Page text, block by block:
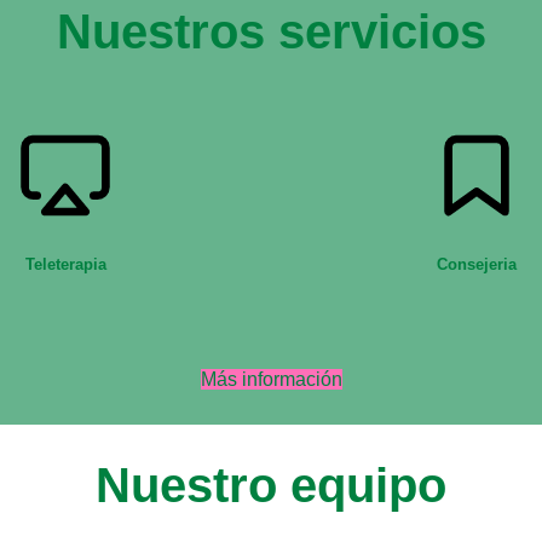
Nuestros servicios
Teleterapia Consejeria
Más información
Nuestro equipo